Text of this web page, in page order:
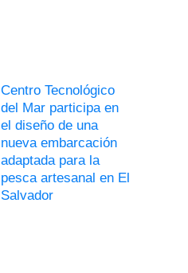
Centro Tecnológico
del Mar participa en
el diseño de una
nueva embarcación
adaptada para la
pesca artesanal en El
Salvador